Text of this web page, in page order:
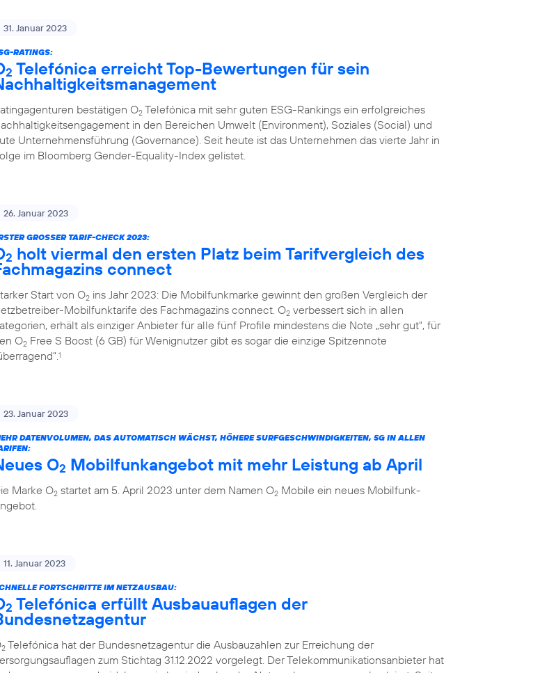
31. Januar 2023
RATINGS:
2 Telefónica erreicht Top-Bewertungen für sein
bestätigen O2 Telefónica mit sehr guten ESG-Rankings ein erfolgreiches
in den Bereichen Umwelt (Environment), Soziales (Social) und
Unternehmensführung (Governance). Seit heute ist das Unternehmen das vierte Jahr in
im Bloomberg Gender-Equality-Index gelistet.
26. Januar 2023
GROSSER TARIF-CHECK 2023:
2 holt viermal den ersten Platz beim Tarifvergleich des
connect
Start von O2 ins Jahr 2023: Die Mobilfunkmarke gewinnt den großen Vergleich der
Mobilfunktarife des Fachmagazins connect. O2 verbessert sich in allen
erhält als einziger Anbieter für alle fünf Profile mindestens die Note „sehr gut“, für
O2 Free S Boost (6 GB) für Wenignutzer gibt es sogar die einzige Spitzennote
1
23. Januar 2023
DATENVOLUMEN, DAS AUTOMATISCH WÄCHST, HÖHERE SURFGESCHWINDIGKEITEN, 5G IN ALLEN
O2 Mobilfunkangebot mit mehr Leistung ab April
Marke O2 startet am 5. April 2023 unter dem Namen O2 Mobile ein neues Mobilfunk-
11. Januar 2023
FORTSCHRITTE IM NETZAUSBAU:
2 Telefónica erfüllt Ausbauauflagen der
2 Telefónica hat der Bundesnetzagentur die Ausbauzahlen zur Erreichung der
zum Stichtag 31.12.2022 vorgelegt. Der Telekommunikationsanbieter hat